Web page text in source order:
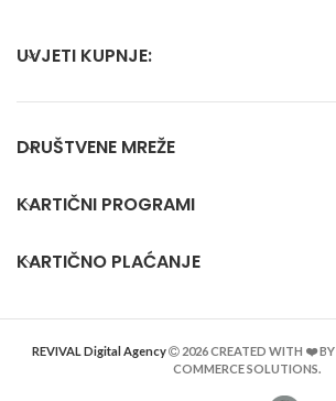
UVJETI KUPNJE:
DRUŠTVENE MREŽE
KARTIČNI PROGRAMI
KARTIČNO PLAĆANJE
REVIVAL Digital Agency 2026 CREATED WITH ❤️ BY
COMMERCE SOLUTIONS.